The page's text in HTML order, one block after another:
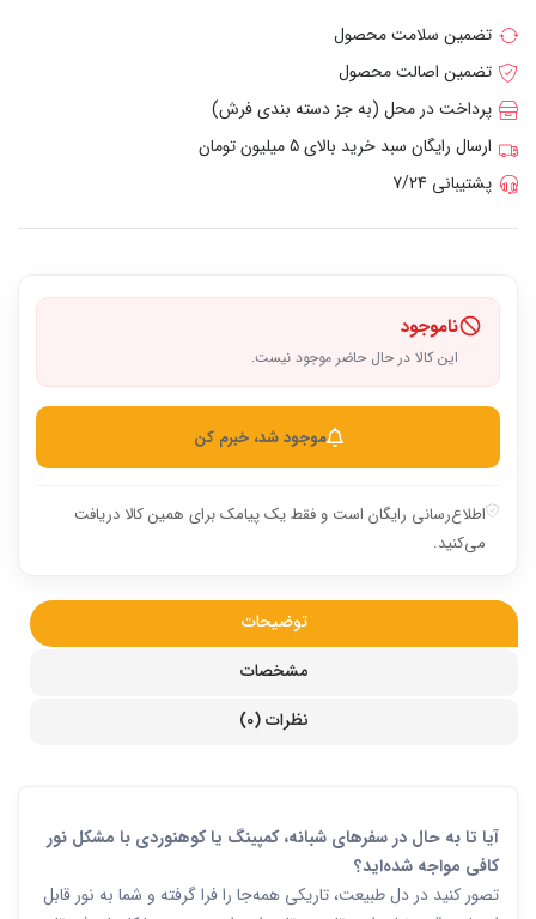
تضمین سلامت محصول
تضمین اصالت محصول
پرداخت در محل (به جز دسته بندی فرش)
ارسال رایگان سبد خرید بالای 5 میلیون تومان
پشتیبانی 7/24
ناموجود
این کالا در حال حاضر موجود نیست.
موجود شد، خبرم کن
اطلاع‌رسانی رایگان است و فقط یک پیامک برای همین کالا دریافت
می‌کنید.
توضیحات
مشخصات
نظرات (0)
آیا تا به حال در سفرهای شبانه، کمپینگ یا کوهنوردی با مشکل نور
کافی مواجه شده‌اید؟
تصور کنید در دل طبیعت، تاریکی همه‌جا را فرا گرفته و شما به نور قابل